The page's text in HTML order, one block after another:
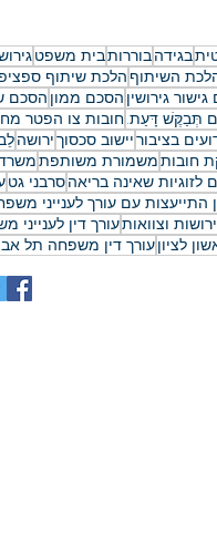
בגידהבוררותבית משפט
השיתוףהלכת שיתוף
גירושין הסכם ממון הסכם
תְּבַקֶּשׁ דָּעַת.חובות צו הפטר
בציבוריישוב סכסוךירושה
חובותמשמורת משותפת
לזוגיות שאינה בריאהסרבני גט
התייעצות עם עורך לענייני
וצוואותעורך דין
לציוןעורך דין משפחה תל